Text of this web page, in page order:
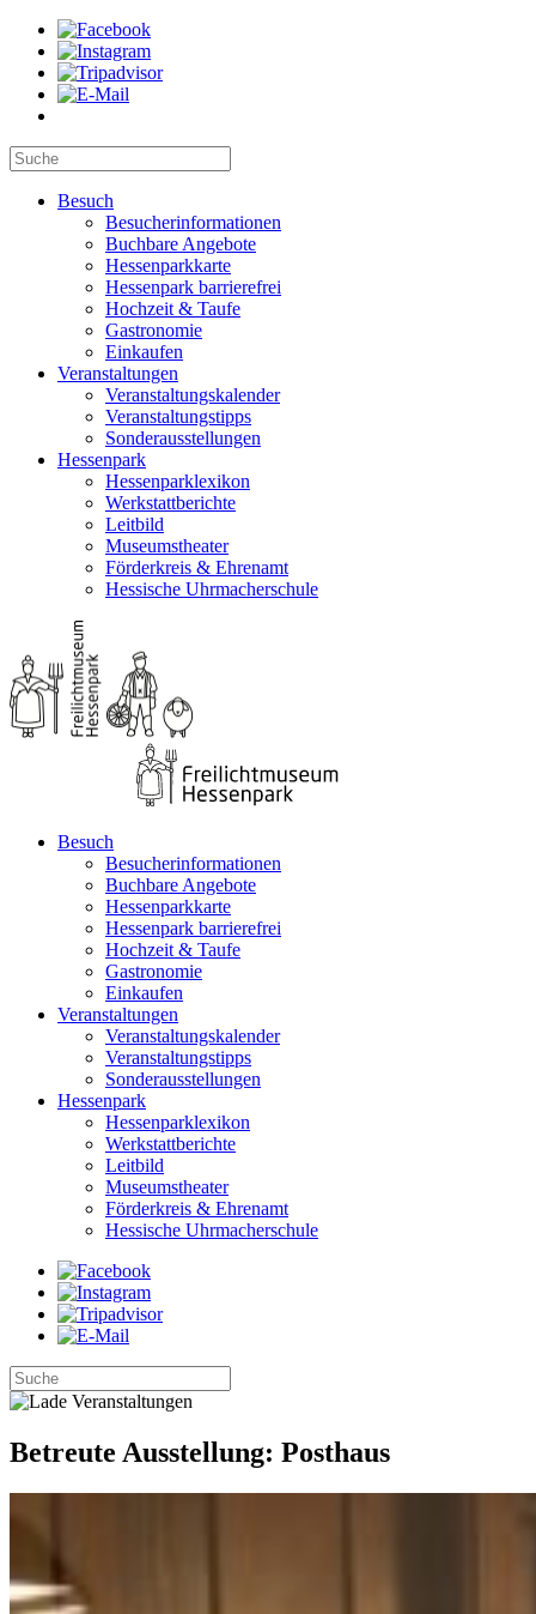
Besuch
Besucherinformationen
Buchbare Angebote
Hessenparkkarte
Hessenpark barrierefrei
Hochzeit & Taufe
Gastronomie
Einkaufen
Veranstaltungen
Veranstaltungskalender
Veranstaltungstipps
Sonderausstellungen
Hessenpark
Hessenparklexikon
Werkstattberichte
Leitbild
Museumstheater
Förderkreis & Ehrenamt
Hessische Uhrmacherschule
Besuch
Besucherinformationen
Buchbare Angebote
Hessenparkkarte
Hessenpark barrierefrei
Hochzeit & Taufe
Gastronomie
Einkaufen
Veranstaltungen
Veranstaltungskalender
Veranstaltungstipps
Sonderausstellungen
Hessenpark
Hessenparklexikon
Werkstattberichte
Leitbild
Museumstheater
Förderkreis & Ehrenamt
Hessische Uhrmacherschule
Betreute Ausstellung: Posthaus